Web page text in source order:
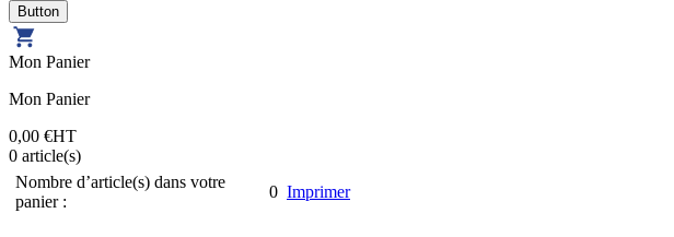
Mon Panier
Mon Panier
0,00 €HT
0 article(s)
Nombre d’article(s) dans votre
panier :
0 Imprimer